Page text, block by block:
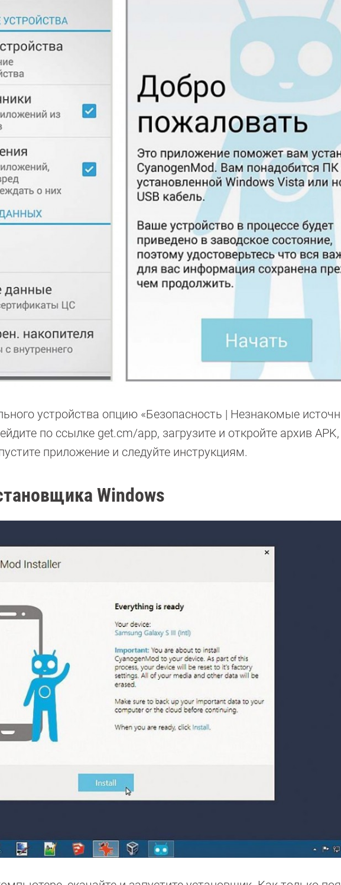
устройства опцию «Безопасность | Незнакомые
по ссылке get.cm/app, загрузите и откройте архив APK,
приложение и следуйте инструкциям.
Windows